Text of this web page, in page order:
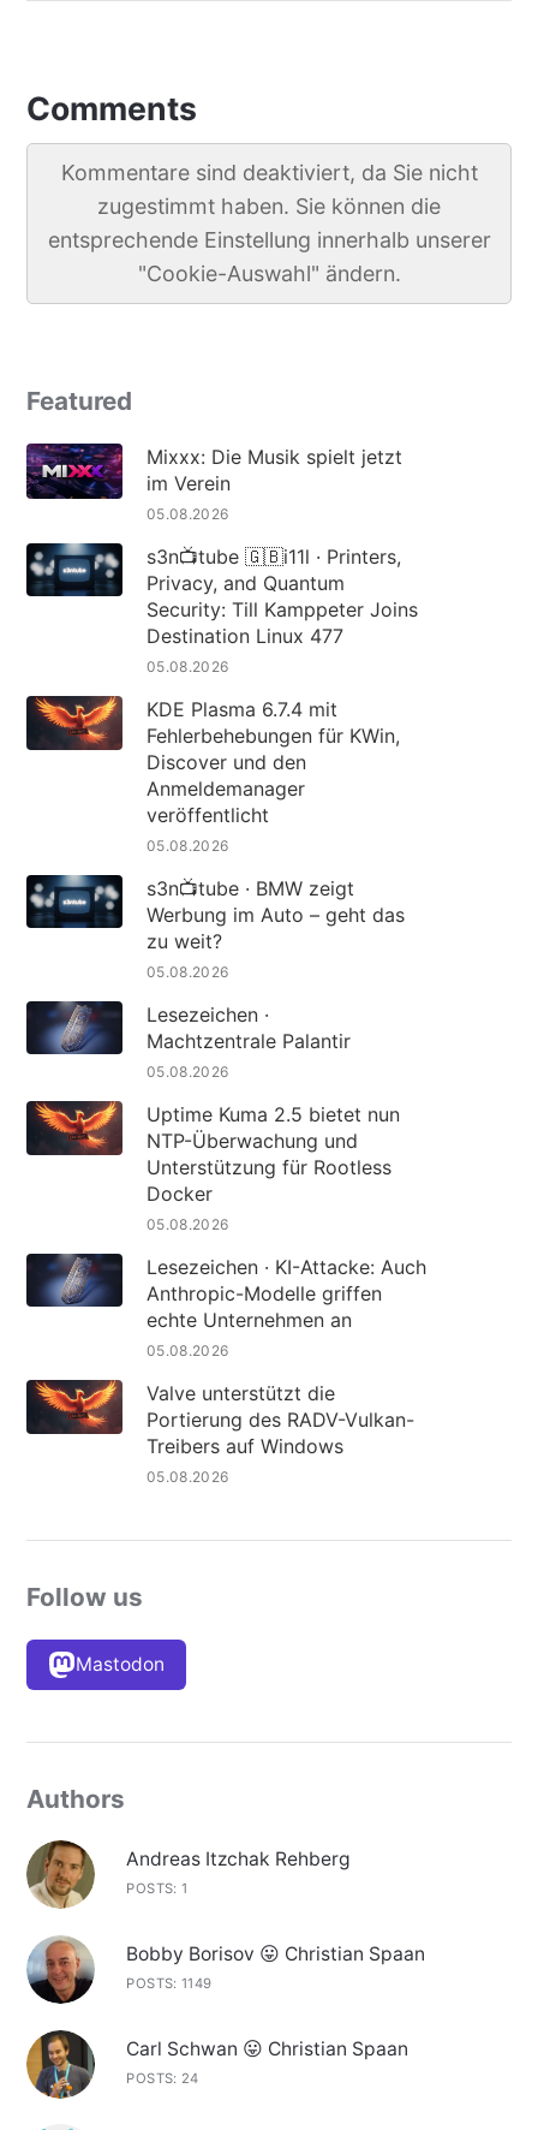
Comments
Kommentare sind deaktiviert, da Sie nicht
zugestimmt haben. Sie können die
entsprechende Einstellung innerhalb unserer
"Cookie-Auswahl" ändern.
Featured
Mixxx: Die Musik spielt jetzt
im Verein
05.08.2026
s3n📺tube 🇬🇧i11l · Printers,
Privacy, and Quantum
Security: Till Kamppeter Joins
Destination Linux 477
05.08.2026
KDE Plasma 6.7.4 mit
Fehlerbehebungen für KWin,
Discover und den
Anmeldemanager
veröffentlicht
05.08.2026
s3n📺tube · BMW zeigt
Werbung im Auto – geht das
zu weit?
05.08.2026
Lesezeichen ·
Machtzentrale Palantir
05.08.2026
Uptime Kuma 2.5 bietet nun
NTP-Überwachung und
Unterstützung für Rootless
Docker
05.08.2026
Lesezeichen · KI-Attacke: Auch
Anthropic-Modelle griffen
echte Unternehmen an
05.08.2026
Valve unterstützt die
Portierung des RADV-Vulkan-
Treibers auf Windows
05.08.2026
Follow us
Mastodon
Authors
Andreas Itzchak Rehberg
POSTS: 1
Bobby Borisov 😛 Christian Spaan
POSTS: 1149
Carl Schwan 😛 Christian Spaan
POSTS: 24